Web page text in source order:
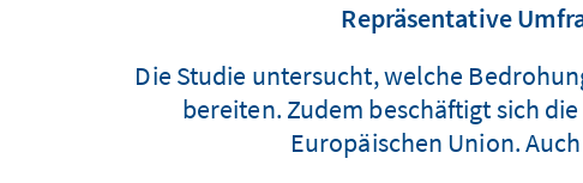
Repräsentative
Die Studie untersucht, welche
bereiten. Zudem beschäftigt sich
Europäischen Union.